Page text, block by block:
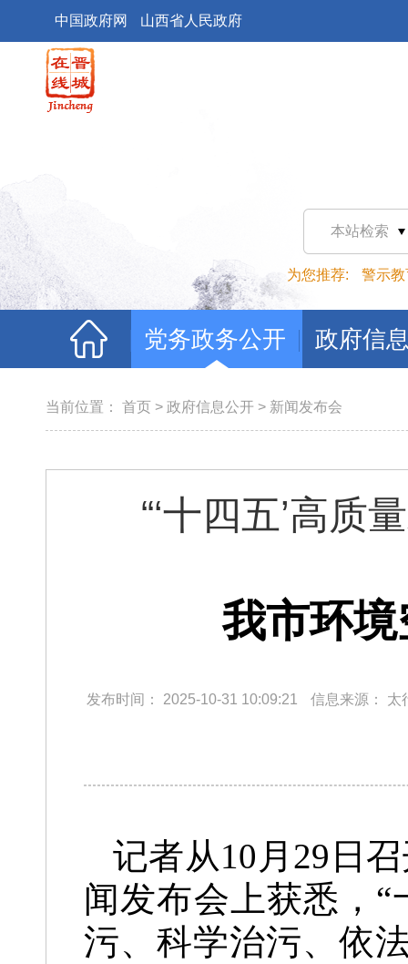
中国政府网 山西省人民政府
本站检索
为您推荐: 警示教
党务政务公开 政府信
当前位置： 首页 > 政府信息公开 > 新闻发布会
“‘十四五’高质
我市环
发布时间： 2025-10-31 10:09:21 信息来源： 太
记者从10月29日
闻发布会上获悉，
污、科学治污、依